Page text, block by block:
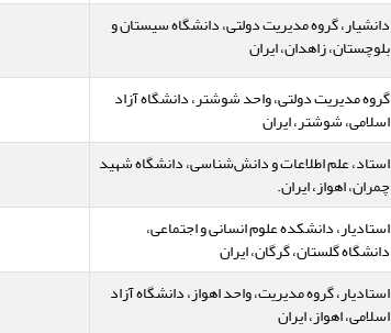
دانشیار، گروه مدیریت دولتی، دانشگاه سیستان و
بلوچستان، زاهدان، ایران
گروه مدیریت دولتی، واحد شوشتر، دانشگاه آزاد
اسلامی، شوشتر، ایران
استاد، علم اطلاعات و دانش‌شناسی، دانشگاه شهید
چمران، اهواز، ایران.
استادیار، دانشکده علوم انسانی و اجتماعی،
دانشگاه گلستان، گرگان، ایران
استادیار، گروه مدیریت، واحد اهواز، دانشگاه آزاد
اسلامی، اهواز، ایران